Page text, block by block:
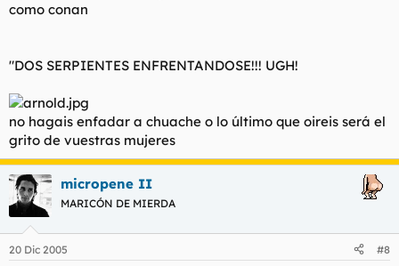
como conan
"DOS SERPIENTES ENFRENTANDOSE!!! UGH!
no hagais enfadar a chuache o lo último que oireis será el
grito de vuestras mujeres
micropene II
MARICÓN DE MIERDA
20 Dic 2005 #8